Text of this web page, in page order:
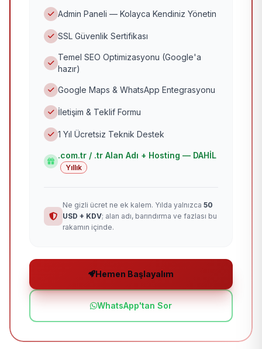
Admin Paneli — Kolayca Kendiniz Yönetin
SSL Güvenlik Sertifikası
Temel SEO Optimizasyonu (Google'a
hazır)
Google Maps & WhatsApp Entegrasyonu
İletişim & Teklif Formu
1 Yıl Ücretsiz Teknik Destek
.com.tr / .tr Alan Adı + Hosting — DAHİL
Yıllık
Ne gizli ücret ne ek kalem. Yılda yalnızca 50
USD + KDV; alan adı, barındırma ve fazlası bu
rakamın içinde.
Hemen Başlayalım
WhatsApp'tan Sor